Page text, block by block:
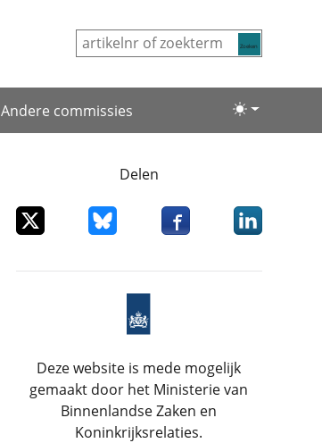
Lichte/
Andere commissies
Delen
Deel dit item op XDeel dit item op Bluesky
Deel dit item op
Deel dit
Deze website is mede mogelijk
gemaakt door het Ministerie van
Binnenlandse Zaken en
Koninkrijksrelaties.